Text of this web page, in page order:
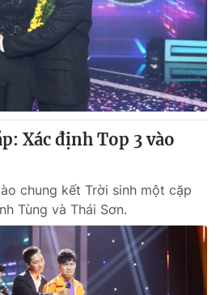
hình thức nếu không có sự chấp
nguồn VTV.vn khi phát hành lại
Xác định Top 3 vào
chung kết Trời sinh một cặp
Tùng và Thái Sơn.